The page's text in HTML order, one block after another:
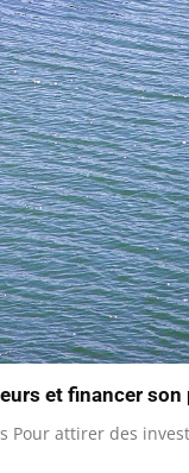
et financer son
Pour attirer des